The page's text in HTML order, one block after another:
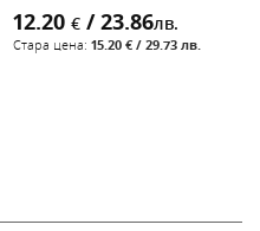
12.20 € / 23.86лв.
Стара цена: 15.20 € / 29.73 лв.